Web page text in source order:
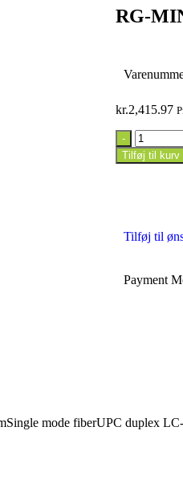
RG-
kr.2,415.97
Tilføj til kurv
Tilføj til
Payment
mode fiberUPC duplex